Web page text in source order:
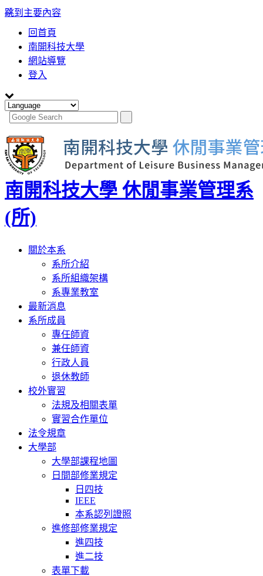
跳到主要內容
:::
回首頁
南開科技大學
網站導覽
登入
南開科技大學 休閒事業管理系
(所)
Toggle
navigation
關於本系
系所介紹
系所組織架構
系專業教室
最新消息
系所成員
專任師資
兼任師資
行政人員
退休教師
校外實習
法規及相關表單
實習合作單位
法令規章
大學部
大學部課程地圖
日間部修業規定
日四技
IEEE
本系認列證照
進修部修業規定
進四技
進二技
表單下載